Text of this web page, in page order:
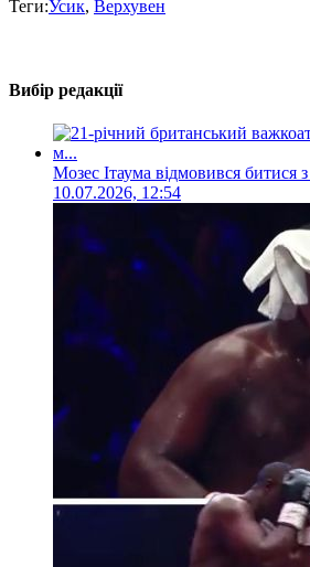
Теги:Усик, Верхувен
Вибір редакції
Мозес Ітаума відмовився
10.07.2026, 12:54